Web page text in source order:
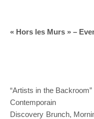
« Hors les Murs » –
“Artists in the
Contemporain
Discovery Brunch,